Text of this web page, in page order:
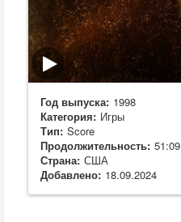
Год выпуска: 1998
Категория: Игры
Тип: Score
Продолжительность: 51:09
Страна: США
Добавлено: 18.09.2024